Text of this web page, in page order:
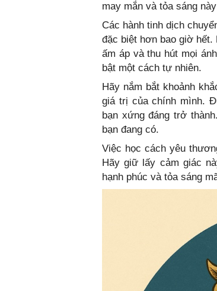
may mắn và tỏa sáng
Các hành tinh dịch
đặc biệt hơn bao giờ
ấm áp và thu hút mọi
bật một cách tự nhiên.
Hãy nắm bắt khoảnh
giá trị của chính mình.
bạn xứng đáng trở
bạn đang có.
Việc học cách yêu
Hãy giữ lấy cảm giác
hạnh phúc và tỏa sáng